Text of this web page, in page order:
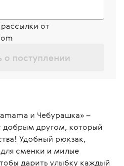
от
поступлении
и Чебурашка» –
добрым другом, который
Удобный рюкзак,
сменки и милые
дарить улыбку каждый